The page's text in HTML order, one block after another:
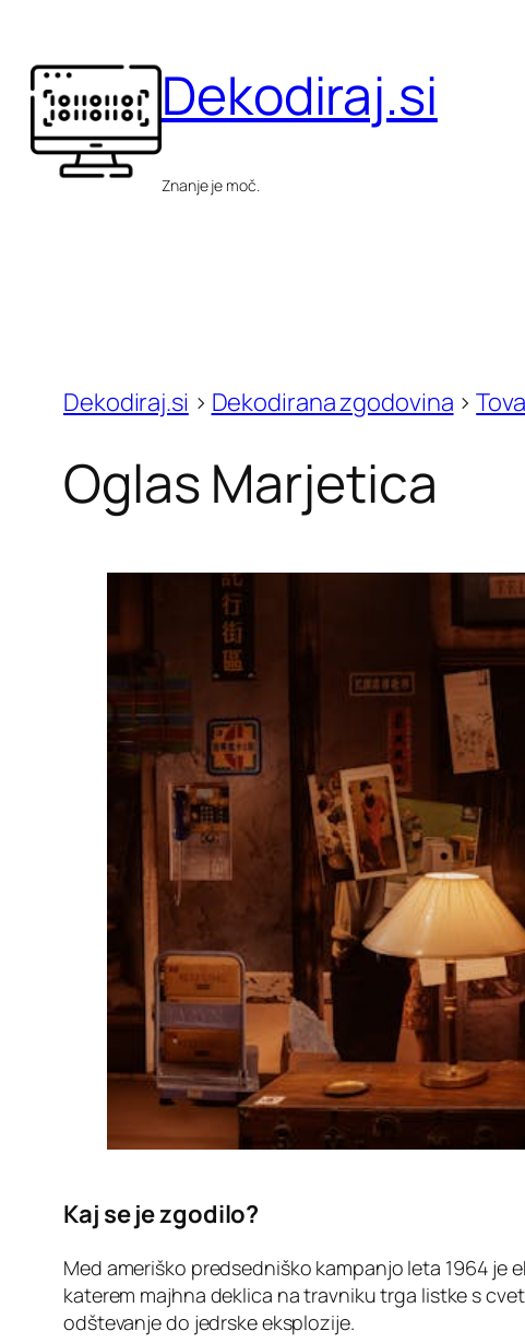
content
Dekodiraj.si
Znanje je moč.
Dekodiraj.si > Dekodirana zgodovina >
Oglas Marjetica
Kaj se je zgodilo?
Med ameriško predsedniško kampanjo leta 1964 je
katerem majhna deklica na travniku trga listke s
odštevanje do jedrske eksplozije.